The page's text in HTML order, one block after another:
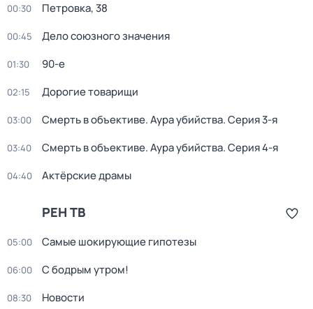
00:30 Петровка, 38
00:45 Дело союзного значения
01:30 90-е
02:15 Дорогие товарищи
03:00 Смерть в объективе. Аура убийства. Серия 3-я
03:40 Смерть в объективе. Аура убийства. Серия 4-я
04:40 Актёрские драмы
РЕН ТВ
05:00 Самые шoкиpующие гипотезы
06:00 С бодрым утром!
08:30 Новости